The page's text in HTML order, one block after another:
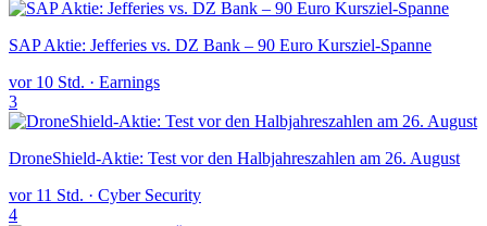
SAP Aktie: Jefferies vs. DZ Bank – 90 Euro Kursziel-Spanne
vor 10 Std. · Earnings
3
DroneShield-Aktie: Test vor den Halbjahreszahlen am 26. August
vor 11 Std. · Cyber Security
4